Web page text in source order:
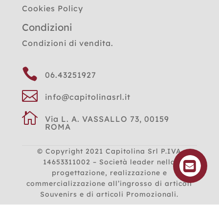
Cookies Policy
Condizioni
Condizioni di vendita.
 06.43251927
 info@capitolinasrl.it

Via L. A. VASSALLO 73, 00159
ROMA
© Copyright 2021Capitolina Srl P.IVA
14653311002 – Società leader nella
progettazione, realizzazione e
commercializzazione all’ingrosso di articoli
Souvenirs e di articoli Promozionali.